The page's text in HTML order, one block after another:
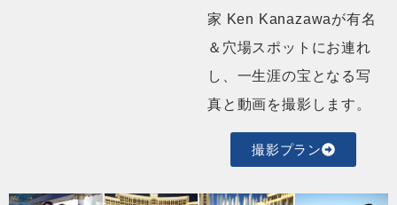
家 Ken Kanazawaが有名
＆穴場スポットにお連れ
し、一生涯の宝となる写
真と動画を撮影します。
撮影プラン